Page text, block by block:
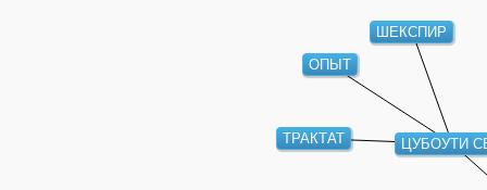
ЦУБОУТИ
ШЕКСПИР
ТРАКТАТ
ОПЫТ